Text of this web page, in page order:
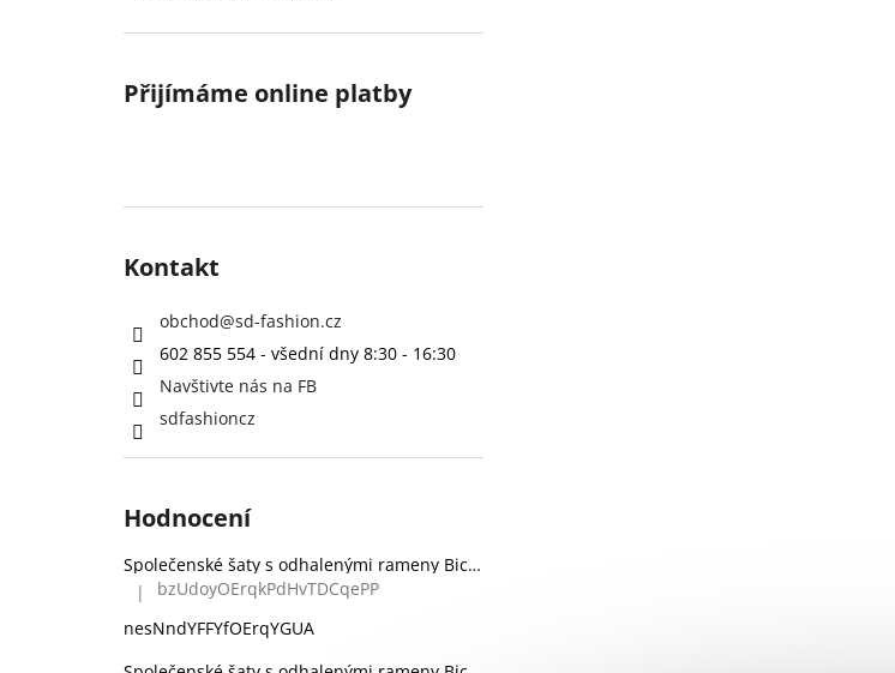
Přijímáme online platby
Kontakt
obchod@sd-fashion.cz
602 855 554 - všední dny 8:30 - 16:30
Navštivte nás na FB
sdfashioncz
Hodnocení
Společenské šaty s odhalenými rameny Bicotone 336 zelené
Hodnocení produktu je 5 z 5 hvězdiček.
|
bzUdoyOErqkPdHvTDCqePP
nesNndYFFYfOErqYGUA